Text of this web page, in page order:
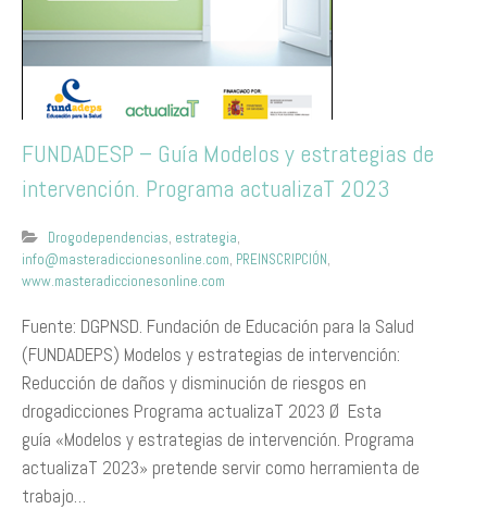
FUNDADESP – Guía Modelos y estrategias de
intervención. Programa actualizaT 2023
Drogodependencias, estrategia,
info@masteradiccionesonline.com, PREINSCRIPCIÓN,
www.masteradiccionesonline.com
Fuente: DGPNSD. Fundación de Educación para la Salud
(FUNDADEPS) Modelos y estrategias de intervención:
Reducción de daños y disminución de riesgos en
drogadicciones Programa actualizaT 2023 Ø Esta
guía «Modelos y estrategias de intervención. Programa
actualizaT 2023» pretende servir como herramienta de
trabajo…